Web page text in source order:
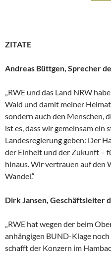
ZITATE
Andreas Büttgen, Sprecher
„RWE und das Land NRW
Wald und damit meiner
sondern auch den Menschen,
ist es, dass wir gemeinsam ein
Landesregierung geben: Der
der Einheit und der Zukunft –
hinaus. Wir vertrauen auf den
Wandel.“
Dirk Jansen, Geschäftsleiter
„RWE hat wegen der beim
anhängigen BUND-Klage
schafft der Konzern im